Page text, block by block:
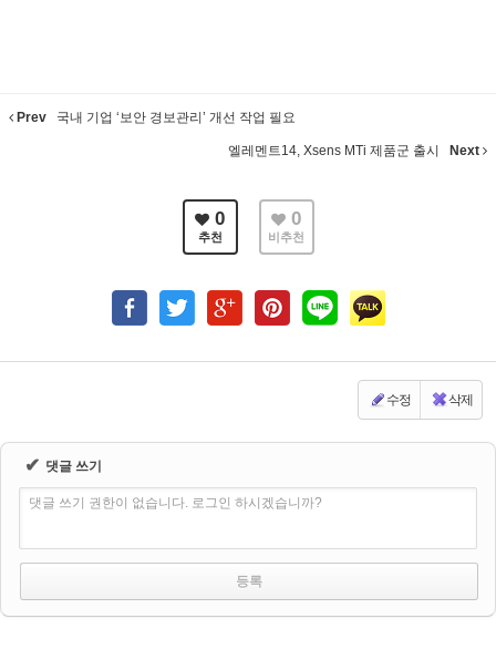
Prev 국내 기업 ‘보안 경보관리’ 개선 작업 필요
엘레멘트14, Xsens MTi 제품군 출시 Next
0
추천
0
비추천
수정 삭제
✔ 댓글 쓰기
댓글 쓰기 권한이 없습니다. 로그인 하시겠습니까?